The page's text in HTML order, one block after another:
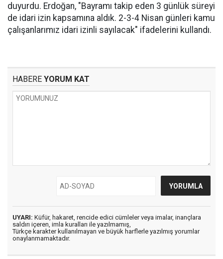
duyurdu. Erdoğan, "Bayramı takip eden 3 günlük süreyi
de idari izin kapsamına aldık. 2-3-4 Nisan günleri kamu
çalışanlarımız idari izinli sayılacak" ifadelerini kullandı.
HABERE YORUM KAT
UYARI: Küfür, hakaret, rencide edici cümleler veya imalar, inançlara
saldırı içeren, imla kuralları ile yazılmamış,
Türkçe karakter kullanılmayan ve büyük harflerle yazılmış yorumlar
onaylanmamaktadır.